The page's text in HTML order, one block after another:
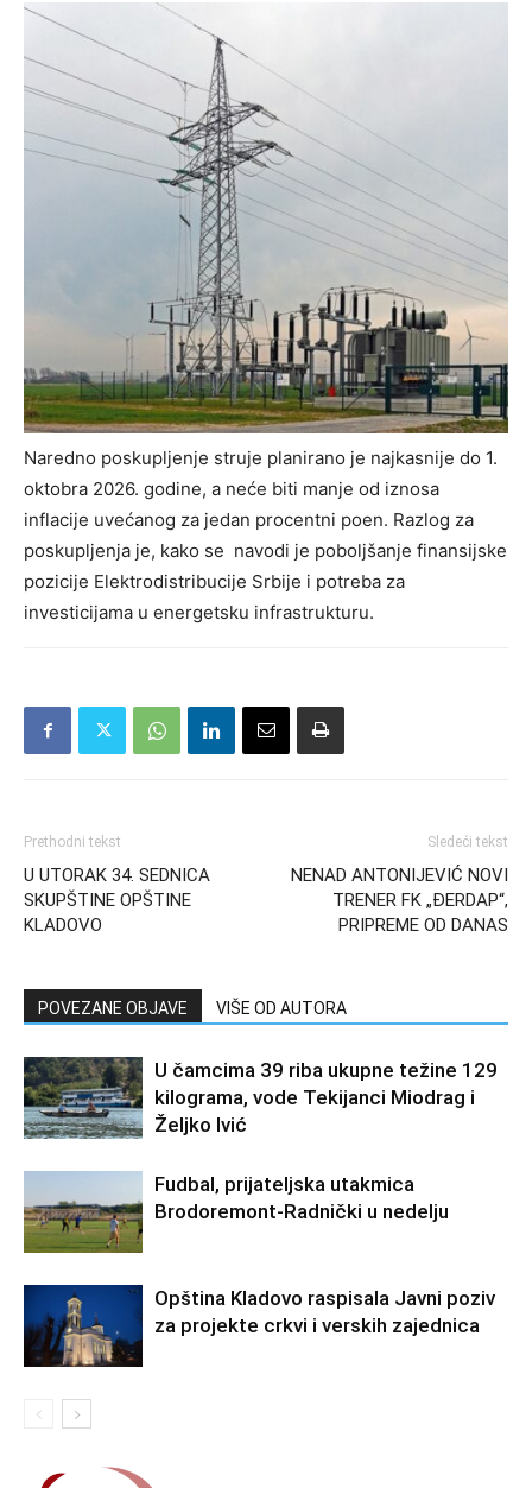
Naredno poskupljenje struje planirano je najkasnije do 1.
oktobra 2026. godine, a neće biti manje od iznosa
inflacije uvećanog za jedan procentni poen. Razlog za
poskupljenja je, kako se navodi je poboljšanje finansijske
pozicije Elektrodistribucije Srbije i potreba za
investicijama u energetsku infrastrukturu.
Prethodni tekst
U UTORAK 34. SEDNICA
SKUPŠTINE OPŠTINE
KLADOVO
Sledeći tekst
NENAD ANTONIJEVIĆ NOVI
TRENER FK „ĐERDAP“,
PRIPREME OD DANAS
POVEZANE OBJAVE VIŠE OD AUTORA
U čamcima 39 riba ukupne težine 129
kilograma, vode Tekijanci Miodrag i
Željko Ivić
Fudbal, prijateljska utakmica
Brodoremont-Radnički u nedelju
Opština Kladovo raspisala Javni poziv
za projekte crkvi i verskih zajednica